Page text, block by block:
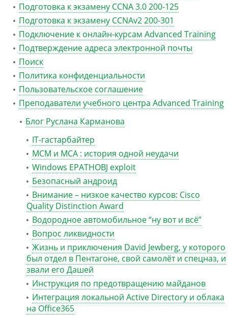
Подготовка к экзамену CCNA 3.0 200-125
Подготовка к экзамену CCNAv2 200-301
Подключение к онлайн-курсам Advanced Training
Подтверждение адреса электронной почты
Поиск
Политика конфиденциальности
Пользовательское соглашение
Преподаватели учебного центра Advanced Training
Блог Руслана Карманова
IT-гастарбайтер
MCM и MCA : история одной неудачи
Windows EPATHOBJ exploit
Безопасный андроид
Внимание – низкое качество курсов: Cisco
Quality Distinction Award
Водородное автомобильное “ну вот и всё”
Вопрос ликвидности
Жизнь и приключения David Jewberg, у которого
был отдел в Пентагоне, свой самолёт и спецназ, и
звали его Дашей
Инструкция по предотвращению майданов
Интеграция локальной Active Directory и облака
на Office365